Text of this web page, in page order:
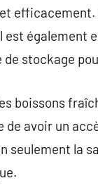
également
stockage
boissons
avoir un
seulement la